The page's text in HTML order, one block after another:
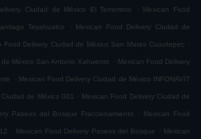
Ciudad de México El Terremoto . Mexican Food
Teyahualco . Mexican Food Delivery Ciudad de
Food Delivery Ciudad de México San Mateo Cuautepec .
México San Antonio Xahuento . Mexican Food Delivery
. Mexican Food Delivery Ciudad de México INFONAVIT
de México 001 . Mexican Food Delivery Ciudad de
Paseos del Bosque Fraccionamiento . Mexican Food
. Mexican Food Delivery Paseos del Bosque . Mexican